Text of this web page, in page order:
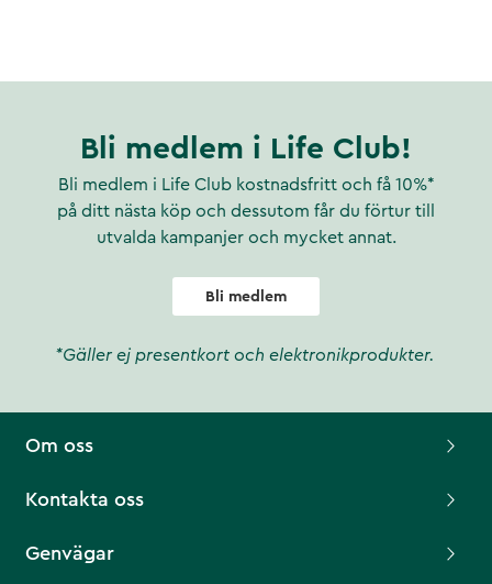
Bli medlem i Life Club!
Bli medlem i Life Club kostnadsfritt och få 10%*
på ditt nästa köp och dessutom får du förtur till
utvalda kampanjer och mycket annat.
Bli medlem
*Gäller ej presentkort och elektronikprodukter.
Om oss
Kontakta oss
Genvägar